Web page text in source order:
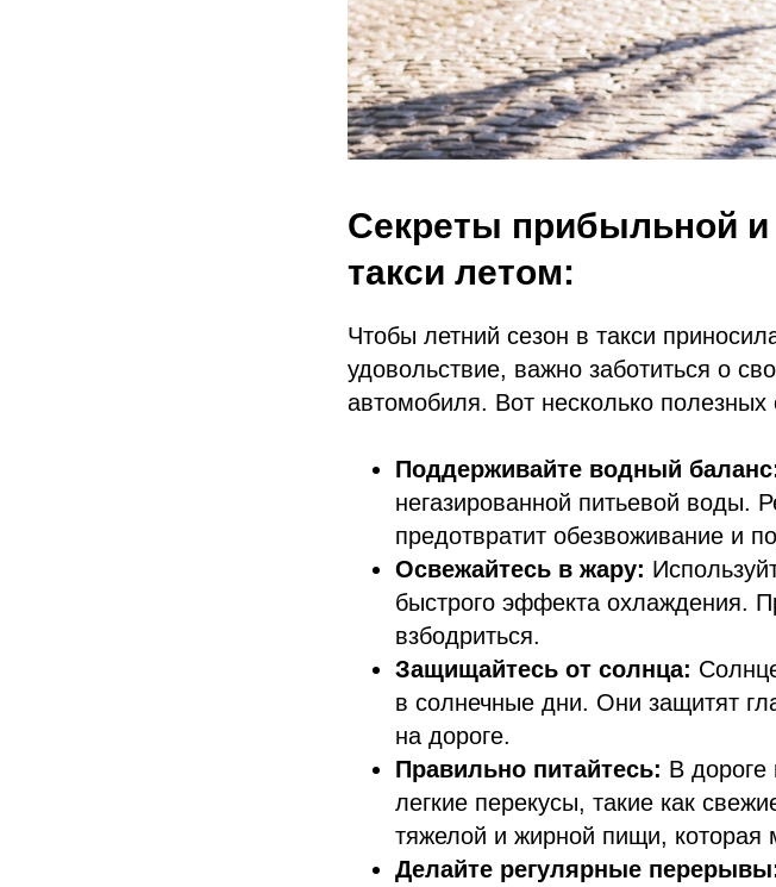
Секреты прибыльной
такси летом:
Чтобы летний сезон в такси
удовольствие, важно заботиться о
автомобиля. Вот несколько полезных
Поддерживайте водный
негазированной питьевой воды.
предотвратит обезвоживание и
Освежайтесь в жару:
быстрого эффекта охлаждения.
взбодриться.
Защищайтесь от солнца:
в солнечные дни. Они защитят
на дороге.
Правильно питайтесь: В
легкие перекусы, такие как
тяжелой и жирной пищи, которая
Делайте регулярные